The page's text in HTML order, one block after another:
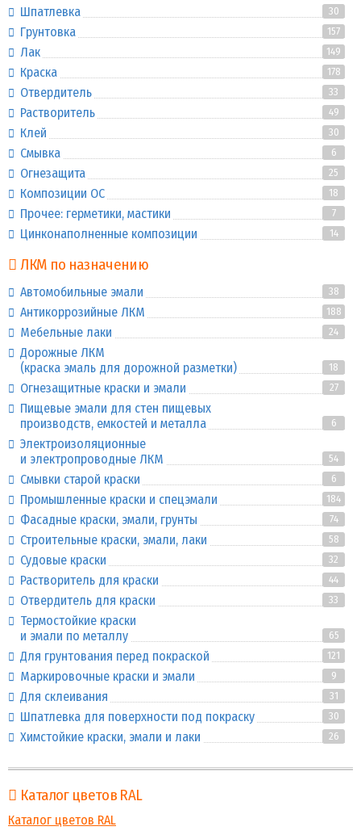
Шпатлевка 30
Грунтовка 157
Лак 149
Краска 178
Отвердитель 33
Растворитель 49
Клей 30
Смывка 6
Огнезащита 25
Композиции ОС 18
Прочее: герметики, мастики 7
Цинконаполненные композиции 14
ЛКМ по назначению
Автомобильные эмали 38
Антикоррозийные ЛКМ 188
Мебельные лаки 24
Дорожные ЛКМ
(краска эмаль для дорожной разметки)
18
Огнезащитные краски и эмали 27
Пищевые эмали для стен пищевых
производств, емкостей и металла
6
Электроизоляционные
и электропроводные ЛКМ
54
Смывки старой краски 6
Промышленные краски и спецэмали 184
Фасадные краски, эмали, грунты 74
Строительные краски, эмали, лаки 58
Судовые краски 32
Растворитель для краски 44
Отвердитель для краски 33
Термостойкие краски
и эмали по металлу
65
Для грунтования перед покраской 121
Маркировочные краски и эмали 9
Для склеивания 31
Шпатлевка для поверхности под покраску 30
Химстойкие краски, эмали и лаки 26
Каталог цветов RAL
Каталог цветов RAL